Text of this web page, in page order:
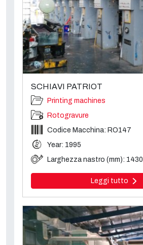
SCHIAVI PATRIOT
Printing machines
Rotogravure
Codice Macchina: RO147
Year: 1995
Larghezza nastro (mm): 1430
Leggi tutto